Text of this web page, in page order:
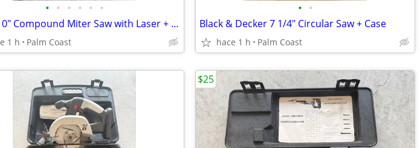
• • • • • •
Ryobi 10" Compound Miter Saw with Laser + 2 Blades
1 h Palm Coast
• •
Black & Decker 7 1/4" Circular Saw + Case
hace 1 h Palm Coast
$25